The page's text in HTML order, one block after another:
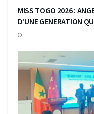
MISS TOGO 2026 :
D’UNE GENERATION